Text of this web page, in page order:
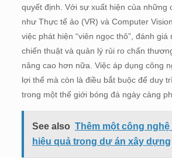
quyết định. Với sự xuất hiện của những
như Thực tế ảo (VR) và Computer
việc phát hiện “viên ngọc thô”, đánh
chiến thuật và quản lý rủi ro chấn
nâng cao hơn nữa. Việc áp dụng công
lợi thế mà còn là điều bắt buộc để duy
trong một thế giới bóng đá ngày càng
See also Thêm một công
hiệu quả trong dự án xây dựng